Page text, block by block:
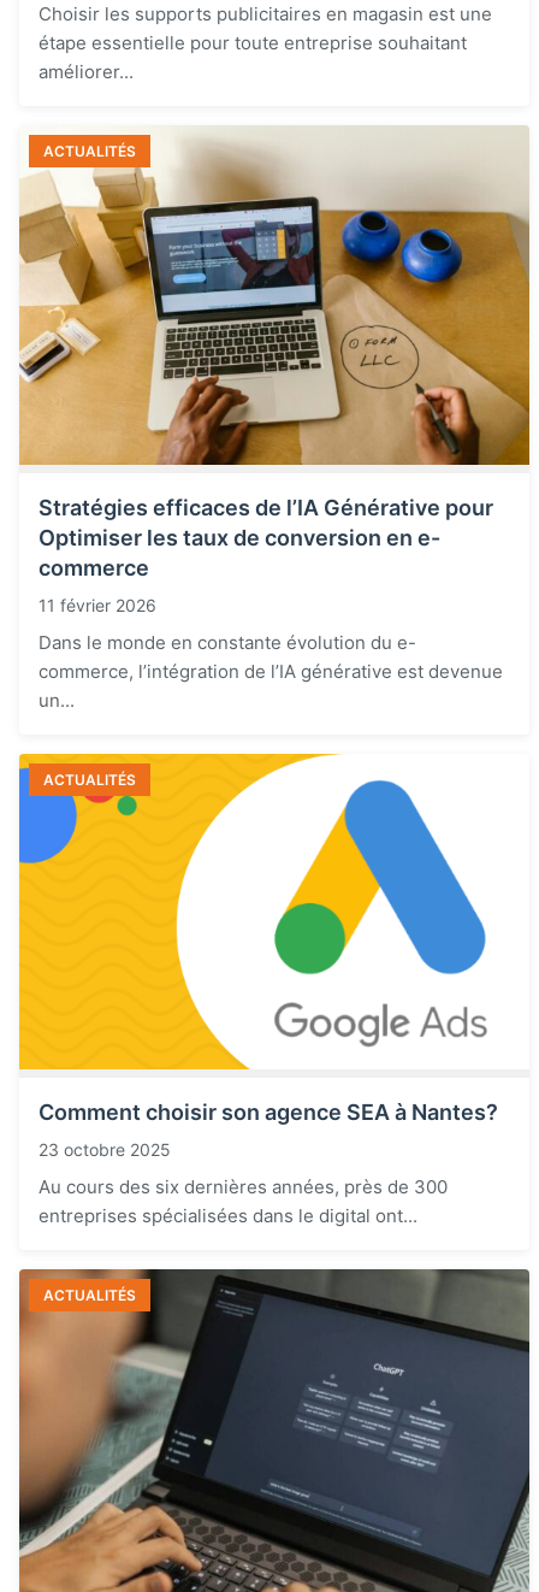
Choisir les supports publicitaires en magasin est une
étape essentielle pour toute entreprise souhaitant
améliorer...
ACTUALITÉS
Stratégies efficaces de l’IA Générative pour
Optimiser les taux de conversion en e-
commerce
11 février 2026
Dans le monde en constante évolution du e-
commerce, l’intégration de l’IA générative est devenue
un...
ACTUALITÉS
Comment choisir son agence SEA à Nantes?
23 octobre 2025
Au cours des six dernières années, près de 300
entreprises spécialisées dans le digital ont...
ACTUALITÉS